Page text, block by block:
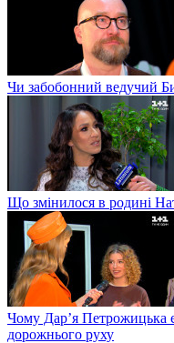
Чи забобонний ведучий
Що змінилося в родині
Чому Дар’я Петрожицька
дорожнього руху